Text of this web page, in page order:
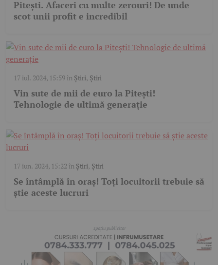
Pitești. Afaceri cu multe zerouri! De unde
scot unii profit e incredibil
17 iul. 2024, 15:59în Știri, Știri
Vin sute de mii de euro la Pitești!
Tehnologie de ultimă generație
17 iun. 2024, 15:22 în Știri, Știri
Se întâmplă în oraș! Toți locuitorii trebuie să
știe aceste lucruri